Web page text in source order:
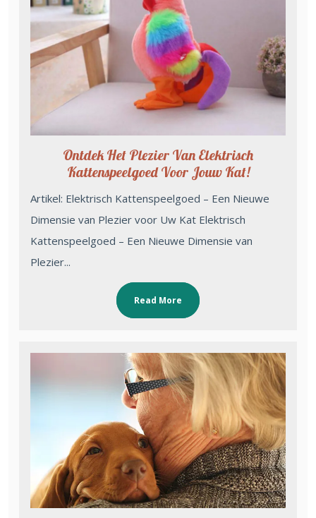
Ontdek Het Plezier Van Elektrisch
Kattenspeelgoed Voor Jouw Kat!
Artikel: Elektrisch Kattenspeelgoed – Een Nieuwe
Dimensie van Plezier voor Uw Kat Elektrisch
Kattenspeelgoed – Een Nieuwe Dimensie van
Plezier...
Read More